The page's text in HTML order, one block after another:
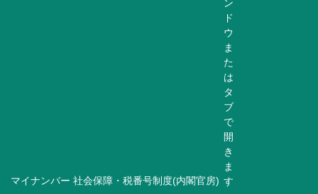
マイナンバー 社会保障・税番号制度(内閣官房)